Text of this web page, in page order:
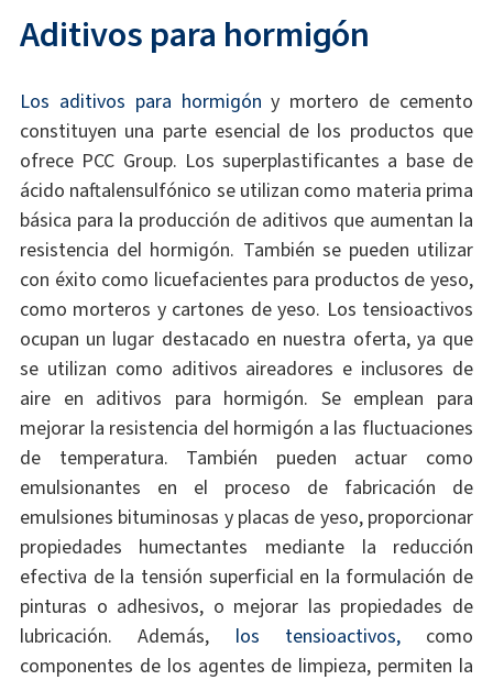
Aditivos para hormigón
Los aditivos para hormigón y mortero de cemento
constituyen una parte esencial de los productos que
ofrece PCC Group. Los superplastificantes a base de
ácido naftalensulfónico se utilizan como materia prima
básica para la producción de aditivos que aumentan la
resistencia del hormigón. También se pueden utilizar
con éxito como licuefacientes para productos de yeso,
como morteros y cartones de yeso. Los tensioactivos
ocupan un lugar destacado en nuestra oferta, ya que
se utilizan como aditivos aireadores e inclusores de
aire en aditivos para hormigón. Se emplean para
mejorar la resistencia del hormigón a las fluctuaciones
de temperatura. También pueden actuar como
emulsionantes en el proceso de fabricación de
emulsiones bituminosas y placas de yeso, proporcionar
propiedades humectantes mediante la reducción
efectiva de la tensión superficial en la formulación de
pinturas o adhesivos, o mejorar las propiedades de
lubricación. Además, los tensioactivos,como
componentes de los agentes de limpieza, permiten la